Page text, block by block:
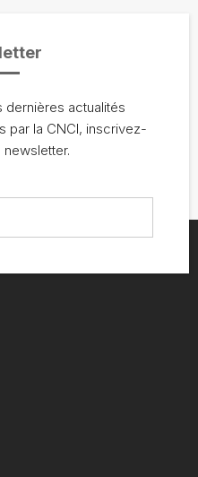
dernières actualités
par la CNCI, inscrivez-